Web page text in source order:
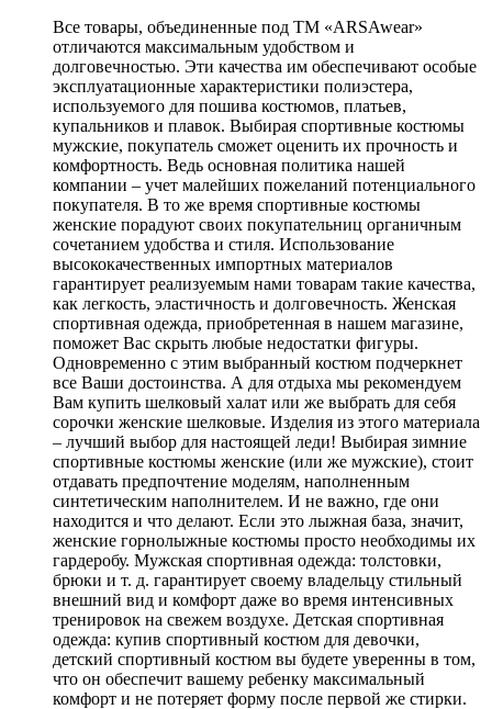
Все товары, объединенные под ТМ «ARSAwear»
отличаются максимальным удобством и
долговечностью. Эти качества им обеспечивают особые
эксплуатационные характеристики полиэстера,
используемого для пошива костюмов, платьев,
купальников и плавок. Выбирая спортивные костюмы
мужские, покупатель сможет оценить их прочность и
комфортность. Ведь основная политика нашей
компании – учет малейших пожеланий потенциального
покупателя. В то же время спортивные костюмы
женские порадуют своих покупательниц органичным
сочетанием удобства и стиля. Использование
высококачественных импортных материалов
гарантирует реализуемым нами товарам такие качества,
как легкость, эластичность и долговечность. Женская
спортивная одежда, приобретенная в нашем магазине,
поможет Вас скрыть любые недостатки фигуры.
Одновременно с этим выбранный костюм подчеркнет
все Ваши достоинства. А для отдыха мы рекомендуем
Вам купить шелковый халат или же выбрать для себя
сорочки женские шелковые. Изделия из этого материала
– лучший выбор для настоящей леди! Выбирая зимние
спортивные костюмы женские (или же мужские), стоит
отдавать предпочтение моделям, наполненным
синтетическим наполнителем. И не важно, где они
находится и что делают. Если это лыжная база, значит,
женские горнолыжные костюмы просто необходимы их
гардеробу. Мужская спортивная одежда: толстовки,
брюки и т. д. гарантирует своему владельцу стильный
внешний вид и комфорт даже во время интенсивных
тренировок на свежем воздухе. Детская спортивная
одежда: купив спортивный костюм для девочки,
детский спортивный костюм вы будете уверенны в том,
что он обеспечит вашему ребенку максимальный
комфорт и не потеряет форму после первой же стирки.